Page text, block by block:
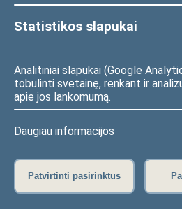
Statistikos slapukai
Analitiniai slapukai (Google
tobulinti svetainę, renkant ir
apie jos lankomumą.
Daugiau informacijos
Patvirtinti pasirinktus
Seimo narių
Pradžia